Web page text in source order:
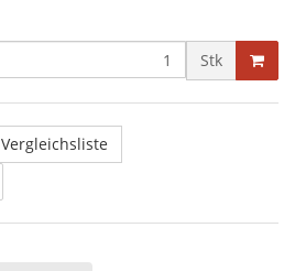
Stk
Vergleichsliste